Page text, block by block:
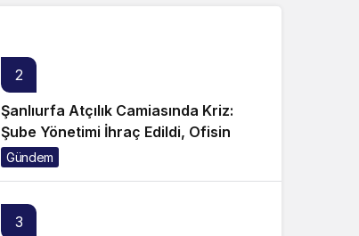
2
Şanlıurfa Atçılık Camiasında Kriz:
Şube Yönetimi İhraç Edildi, Ofisin
Taşınmasına Tepki Büyüyor!
Gündem
3